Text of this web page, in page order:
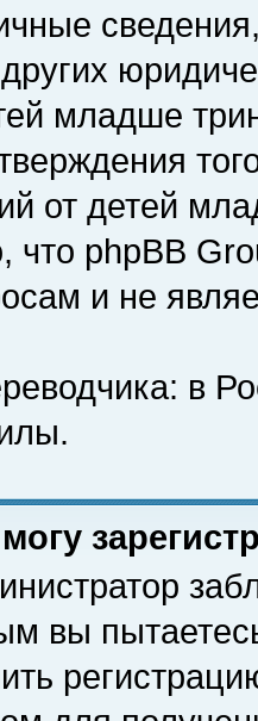
младше
от детей
что phpBB
и не
в
вы